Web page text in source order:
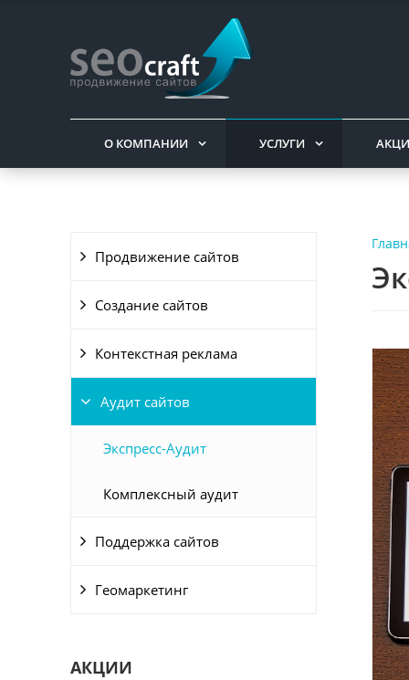
О КОМПАНИИ УСЛУГИ
Продвижение сайтов
Создание сайтов
Контекстная реклама
Аудит сайтов
Экспресс-Аудит
Комплексный аудит
Поддержка сайтов
Геомаркетинг
АКЦИИ